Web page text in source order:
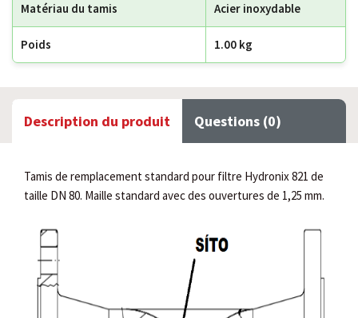
Matériau du tamis Acier inoxydable
Poids 1.00 kg
Description du produit Questions (0)
Tamis de remplacement standard pour filtre Hydronix 821 de
taille DN 80. Maille standard avec des ouvertures de 1,25 mm.